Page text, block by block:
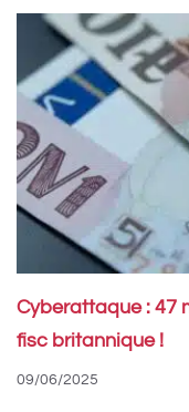
Cyberattaque : 47
fisc britannique !
09/06/2025